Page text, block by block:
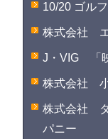
10/20 ゴル
株式会社
J・VIG 「
株式会社
株式会社
パニー